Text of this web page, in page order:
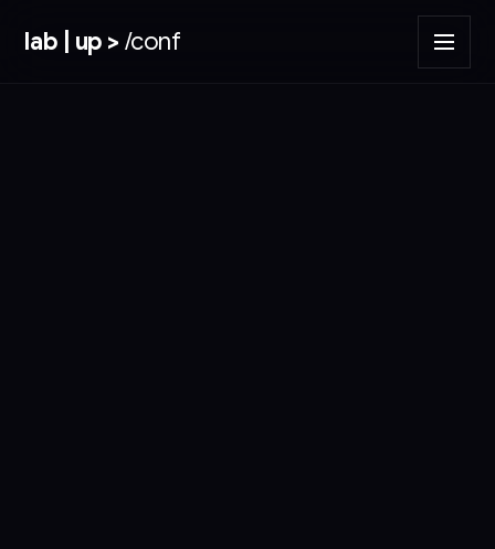
lab | up > /conf